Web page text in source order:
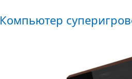
Компьютер